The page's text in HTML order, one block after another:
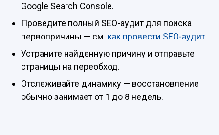
Google Search Console.
Проведите полный SEO-аудит для поиска
первопричины — см. как провести SEO-аудит.
Устраните найденную причину и отправьте
страницы на переобход.
Отслеживайте динамику — восстановление
обычно занимает от 1 до 8 недель.